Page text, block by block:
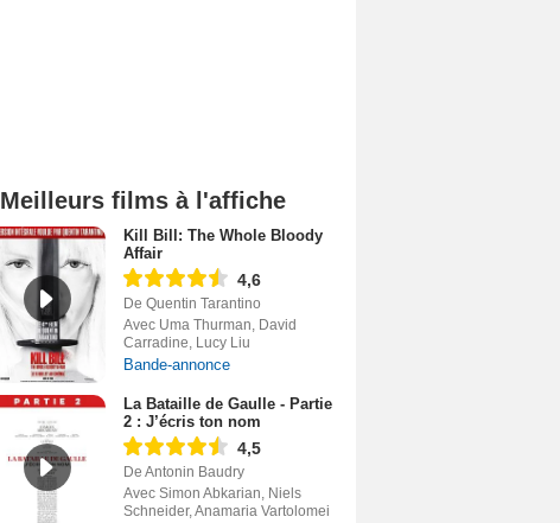
Meilleurs films à l'affiche
Kill Bill: The Whole Bloody
Affair
4,6
De Quentin Tarantino
Avec Uma Thurman, David
Carradine, Lucy Liu
Bande-annonce
La Bataille de Gaulle - Partie
2 : J’écris ton nom
4,5
De Antonin Baudry
Avec Simon Abkarian, Niels
Schneider, Anamaria Vartolomei